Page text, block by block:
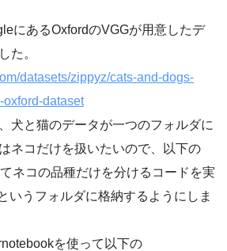
にあるOxfordのVGGが用意したデ
た。
datasets/zippyz/cats-and-dogs-
dataset
犬と猫のデータが一つのフォルダに
ネコだけを扱いたいので、以下の
ネコの品種だけを分けるコードを実
いうフォルダに格納するようにしま
を使って以下の